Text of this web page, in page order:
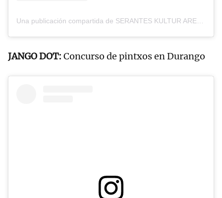
Una publicación compartida de SERANTES KULTUR ARETOA (@skasanturtzi)
JANGO DOT: Concurso de pintxos en Durango